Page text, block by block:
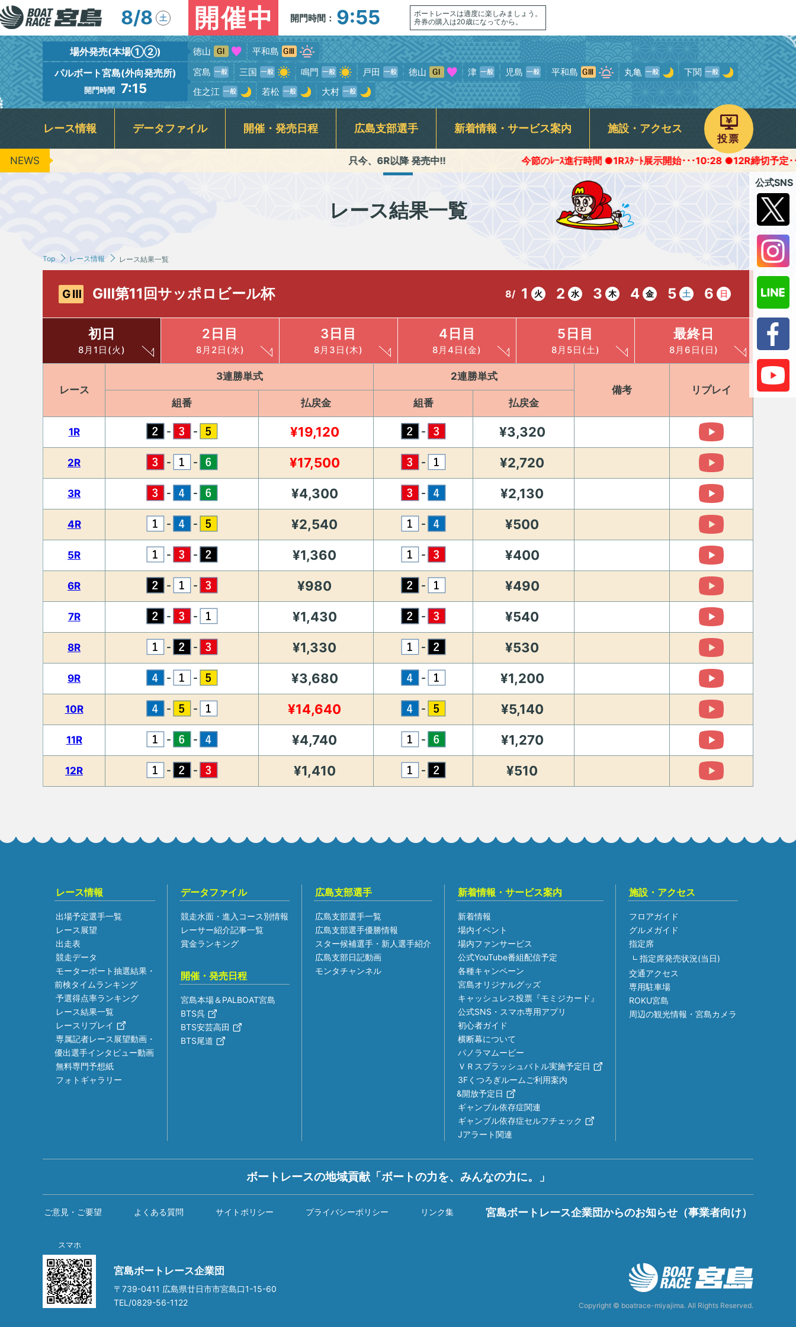
8/8 土 開催中 開門時間： 9:55
ボートレースは適度に楽しみましょう。
舟券の購入は20歳になってから。
場外発売(本場①②) 徳山 平和島
パルボート宮島(外向発売所)
開門時間 7:15
宮島 三国 鳴門 戸田 徳山 津 児島 平和島 丸亀
下関
住之江
若松 大村
レース情報
出場予定選手一覧 レース展望
モーターボート抽選結果・
予選得点率ランキング
専属記者レース展望動画・
優出選手インタビュー動画
無料専門予想紙 フォトギャラリー
データファイル
競走水面・進入コース別情報 賞金ランキング
開催・発売日程
宮島本場＆PALBOAT宮島 BTS尾道
広島支部選手
広島支部選手一覧 広島支部選手優勝情報 スター候補選手・新人選手紹介 広島支部日記動画 モンタチャンネル
新着情報・サービス案内
新着情報 場内イベント 公式YouTube番組配信予定 各種キャンペーン
宮島オリジナルグッズ
横断幕について
パノラマムービー
3Fくつろぎルームご利用案内&開放予定日
ギャンブル依存症関連
施設・アクセス
フロアガイド グルメガイド 指定席発売状況(当日) 交通アクセス 専用駐車場
ROKU宮島
投票
NEWS
只今、6R以降 発売中!! 今節のﾚｰｽ進行時間 ●1Rｽﾀｰﾄ展示開始･･･10:28 ●12R締切予定･･･16:45頃
レース結果一覧
Top レース情報 レース結果一覧
GⅢ GⅢ第11回サッポロビール杯 8/ 1 火 2 水 3 木 4 金 5 土 6 日
初日
8月1日(火)
2日目
8月2日(水)
3日目
8月3日(木)
4日目
8月4日(金)
5日目
8月5日(土)
最終日
8月6日(日)
レース
3連勝単式
2連勝単式
備考
リプレイ
組番
払戻金 組番 払戻金
1R - - ¥19,120 - ¥3,320
2R - - ¥17,500 - ¥2,720
3R - - ¥4,300 - ¥2,130
4R - - ¥2,540 - ¥500
5R - - ¥1,360 - ¥400
6R - - ¥980 - ¥490
7R - - ¥1,430 - ¥540
8R - - ¥1,330 - ¥530
9R - - ¥3,680 - ¥1,200
10R - - ¥14,640 - ¥5,140
11R - - ¥4,740 - ¥1,270
12R - - ¥1,410 - ¥510
公式SNS
レース情報
出場予定選手一覧
レース展望
出走表
競走データ
モーターボート抽選結果・
前検タイムランキング
予選得点率ランキング
レース結果一覧
レースリプレイ
専属記者レース展望動画・
優出選手インタビュー動画
無料専門予想紙
フォトギャラリー
データファイル
競走水面・進入コース別情報
レーサー紹介記事一覧
賞金ランキング
開催・発売日程
宮島本場＆PALBOAT宮島
BTS呉
BTS安芸高田
BTS尾道
広島支部選手
広島支部選手一覧
広島支部選手優勝情報
スター候補選手・新人選手紹介
広島支部日記動画
モンタチャンネル
新着情報・サービス案内
新着情報
場内イベント
場内ファンサービス
公式YouTube番組配信予定
各種キャンペーン
宮島オリジナルグッズ
キャッシュレス投票『モミジカード』
公式SNS・スマホ専用アプリ
初心者ガイド
横断幕について
パノラマムービー
ＶＲスプラッシュバトル実施予定日
3Fくつろぎルームご利用案内
&開放予定日
ギャンブル依存症関連
ギャンブル依存症セルフチェック
Jアラート関連
施設・アクセス
フロアガイド
グルメガイド
指定席
指定席発売状況(当日)
交通アクセス
専用駐車場
ROKU宮島
周辺の観光情報・宮島カメラ
ボートレースの地域貢献「ボートの力を、みんなの力に。」
ご意見・ご要望 よくある質問 サイトポリシー プライバシーポリシー リンク集 宮島ボートレース企業団からのお知らせ（事業者向け）
スマホ
宮島ボートレース企業団
〒739-0411 広島県廿日市市宮島口1-15-60
TEL/0829-56-1122
Copyright © boatrace-miyajima. All Rights Reserved.